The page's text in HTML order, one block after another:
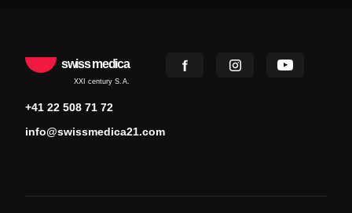
swiss medica
XXI century S.A.
+41 22 508 71 72
info@swissmedica21.com